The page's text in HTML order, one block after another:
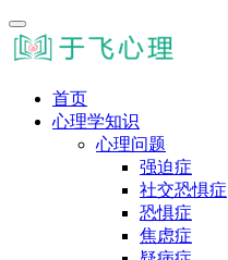
首页
心理学知识
心理问题
强迫症
社交恐惧症
恐惧症
焦虑症